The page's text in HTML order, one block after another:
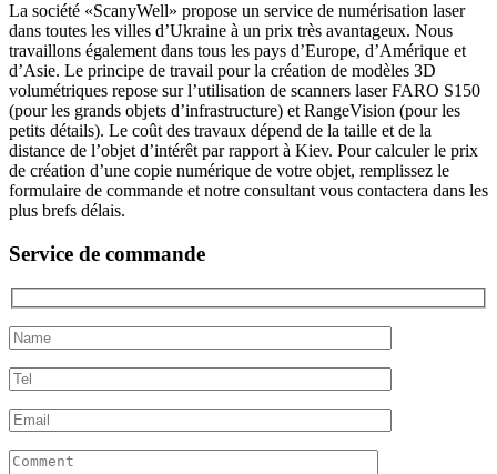
La société «SсanyWell» propose un service de numérisation laser
dans toutes les villes d’Ukraine à un prix très avantageux. Nous
travaillons également dans tous les pays d’Europe, d’Amérique et
d’Asie. Le principe de travail pour la création de modèles 3D
volumétriques repose sur l’utilisation de scanners laser FARO S150
(pour les grands objets d’infrastructure) et RangeVision (pour les
petits détails). Le coût des travaux dépend de la taille et de la
distance de l’objet d’intérêt par rapport à Kiev. Pour calculer le prix
de création d’une copie numérique de votre objet, remplissez le
formulaire de commande et notre consultant vous contactera dans les
plus brefs délais.
Service de commande